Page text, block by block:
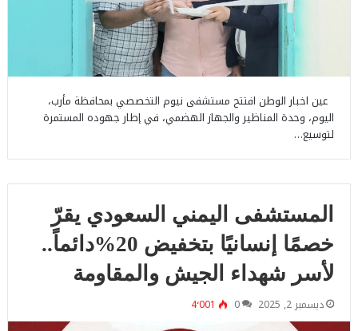
عين اخبار الوطن افتتح مستشفى نيوم التخصصي بمحافظة مأرب،
اليوم، وحدة المناظير والجهاز الهضمي، في إطار جهوده المستمرة
لتوسيع…
المستشفى اليمني السعودي يقرّ
خصمًا إنسانيًا بتخفيض 20%دائماً..
لأسر شهداء الجيش والمقاومة
ديسمبر 2, 2025 0 4٬001